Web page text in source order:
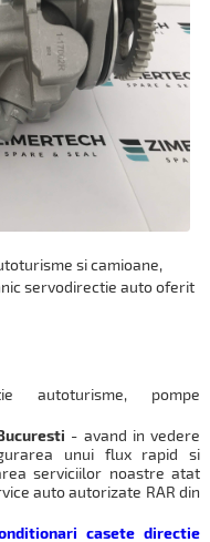
si camioane,
servodirectie auto oferit
autoturisme, pompe
- avand in vedere
unui flux rapid si
serviciilor noastre atat
auto autorizate RAR din
casete directie